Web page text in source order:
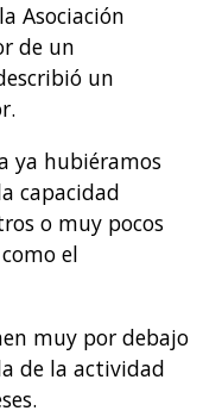
Asociación
de un
un
ya hubiéramos
capacidad
o muy pocos
el
muy por debajo
de la actividad